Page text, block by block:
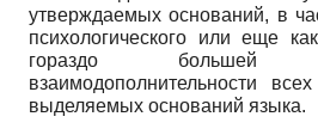
утверждаемых оснований, в
психологического или еще
гораздо
взаимодополнительности
выделяемых оснований языка.